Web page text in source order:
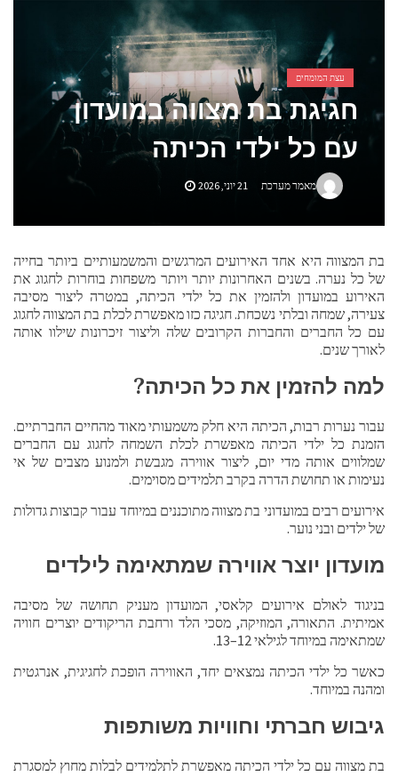
אביזרים ומתנות לגבר שאוהב להיות בשטח
אשפוז פסיכיאטרי ביתי: הגישה הדיסקרטית שמשנה את כללי המשחק בבריאות הנפש
עצת המומחים
חגיגת בת מצווה במועדון
עם כל ילדי הכיתה
מאמר מערכת 21 יוני, 2026
בת המצווה היא אחד האירועים המרגשים והמשמעותיים ביותר בחייה
של כל נערה. בשנים האחרונות יותר ויותר משפחות בוחרות לחגוג את
האירוע במועדון ולהזמין את כל ילדי הכיתה, במטרה ליצור מסיבה
צעירה, שמחה ובלתי נשכחת. חגיגה כזו מאפשרת לכלת בת המצווה לחגוג
עם כל החברים והחברות הקרובים שלה וליצור זיכרונות שילוו אותה
לאורך שנים.
למה להזמין את כל הכיתה?
עבור נערות רבות, הכיתה היא חלק משמעותי מאוד מהחיים החברתיים.
הזמנת כל ילדי הכיתה מאפשרת לכלת השמחה לחגוג עם החברים
שמלווים אותה מדי יום, ליצור אווירה מגבשת ולמנוע מצבים של אי
נעימות או תחושת הדרה בקרב תלמידים מסוימים.
אירועים רבים במועדוני בת מצווה מתוכננים במיוחד עבור קבוצות גדולות
של ילדים ובני נוער.
מועדון יוצר אווירה שמתאימה לילדים
בניגוד לאולם אירועים קלאסי, המועדון מעניק תחושה של מסיבה
אמיתית. התאורה, המוזיקה, מסכי הלד ורחבת הריקודים יוצרים חוויה
שמתאימה במיוחד לגילאי 12–13.
כאשר כל ילדי הכיתה נמצאים יחד, האווירה הופכת לחגיגית, אנרגטית
ומהנה במיוחד.
גיבוש חברתי וחוויות משותפות
בת מצווה עם כל ילדי הכיתה מאפשרת לתלמידים לבלות מחוץ למסגרת